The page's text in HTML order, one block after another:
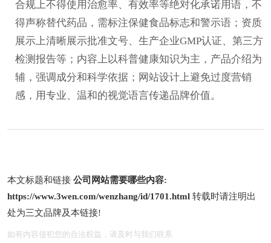
合规上不得使用治愈率、有效率等绝对化承诺用语，不
得声称替代药品，需标注保健食品标志和警示语；资质
展示上清晰展示批准文号、生产企业GMP认证、第三方
检测报告等；内容上以科普健康知识为主，产品介绍为
辅，强调成分和科学依据；网站设计上避免过度营销
感，用专业、温和的视觉语言传递品牌价值。
本文标题和链接 公司网站需要哪些内容:
https://www.3wen.com/wenzhang/id/1701.html 转载时请注明出
处为三文品牌及本链接!
如有内容侵犯您的合法权益，请及时与我们联系